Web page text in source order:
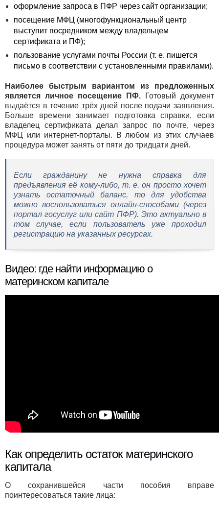
оформление запроса в ПФР через сайт организации;
посещение МФЦ (многофункциональный центр
выступит посредником между владельцем
сертификата и ПФ);
пользование услугами почты России (т. е. пишется
письмо в соответствии с установленными правилами).
Наиболее быстрым вариантом из предложенных
является личное посещение ПФ. Готовый документ
выдаётся в течение трёх дней после подачи заявления.
Больше времени занимает подготовка справки, если
владелец сертификата делал запрос по почте, через
МФЦ или интернет-порталы. В любом из этих случаев
процедура может занять от пяти до тридцати дней.
Если гражданину не нужна справка для
предъявления её кому-либо, т. е. он просто хочет
узнать остаточный баланс, то для удобства
можно воспользоваться онлайн-способами (через
портал госуслуг или сайт ПФР). Это актуально в
том случае, если пользователь уже проходил
регистрацию на указанных ресурсах.
Видео: где найти информацию о
материнском капитале
Как определить остаток материнского
капитала
О сохранившейся части пособия вправе
поинтересоваться такие лица: